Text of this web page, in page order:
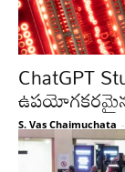
ChatGPT
S. Vas Chaimuchata -